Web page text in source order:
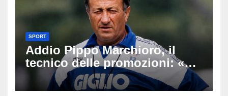
SPORT
Addio Pippo Marchioro, il
tecnico delle promozioni: «Ha
scritto pagine indimenticabili
del nostro calcio»